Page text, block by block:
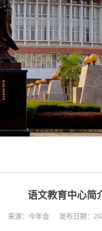
语文教育中心简
来源：今年会 发布日期：